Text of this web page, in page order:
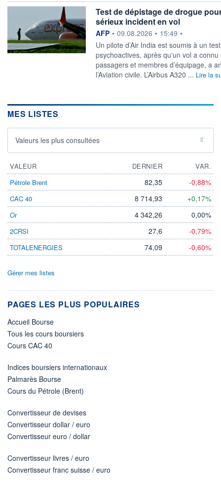
Test de dépistage de drogue
sérieux incident en vol
information fournie par
AFP • 09.08.2026 • 15:49 •
Un pilote d’Air India est soumis à un
psychoactives, après qu'un vol a
passagers et membres d’équipage, a
l’Aviation civile. L’Airbus A320 ... Lire la
MES LISTES
Valeurs les plus consultées
VALEUR DERNIER
VAR.
Pétrole Brent
82,35 -0,88%
CAC 40 8 714,93 +0,17%
Or 4 342,26 0,00%
2CRSI 27,6 -0,79%
TOTALENERGIES 74,09 -0,60%
Gérer mes listes
PAGES LES PLUS POPULAIRES
Accueil Bourse
Tous les cours boursiers
Cours CAC 40
Indices boursiers internationaux
Palmarès Bourse
Cours du Pétrole (Brent)
Convertisseur de devises
Convertisseur dollar / euro
Convertisseur euro / dollar
Convertisseur livres / euro
Convertisseur franc suisse / euro